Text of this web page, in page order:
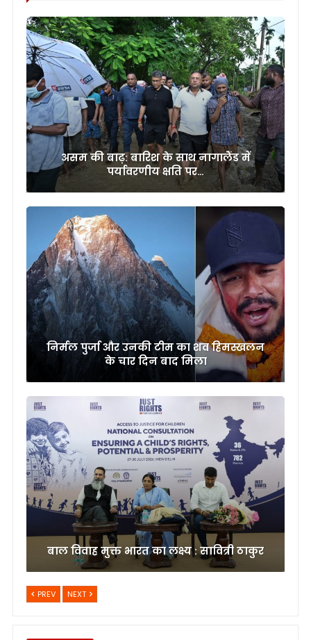
असम की बाढ़: बारिश के साथ नागालैंड में
पर्यावरणीय क्षति पर…
निर्मल पुर्जा और उनकी टीम का शव हिमस्खलन
के चार दिन बाद मिला
बाल विवाह मुक्त भारत का लक्ष्य : सावित्री ठाकुर
PREV NEXT